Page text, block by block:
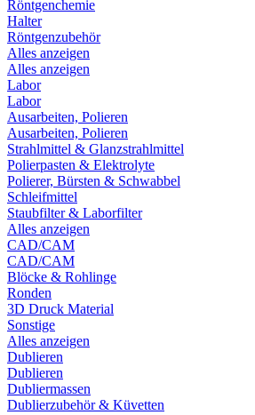
Röntgenchemie
Halter
Röntgenzubehör
Alles anzeigen
Alles anzeigen
Labor
Labor
Ausarbeiten, Polieren
Ausarbeiten, Polieren
Strahlmittel & Glanzstrahlmittel
Polierpasten & Elektrolyte
Polierer, Bürsten & Schwabbel
Schleifmittel
Staubfilter & Laborfilter
Alles anzeigen
CAD/CAM
CAD/CAM
Blöcke & Rohlinge
Ronden
3D Druck Material
Sonstige
Alles anzeigen
Dublieren
Dublieren
Dubliermassen
Dublierzubehör & Küvetten